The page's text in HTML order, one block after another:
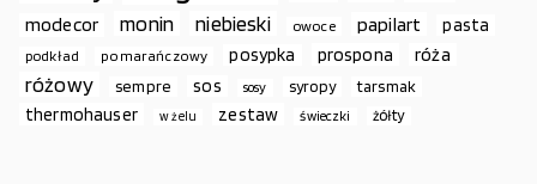
modecor monin niebieski owoce papilart pasta
podkład pomarańczowy posypka prospona róża
różowy sempre sos sosy syropy tarsmak
thermohauser w żelu zestaw świeczki żółty